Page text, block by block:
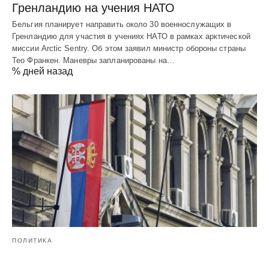
Гренландию на учения НАТО
Бельгия планирует направить около 30 военнослужащих в
Гренландию для участия в учениях НАТО в рамках арктической
миссии Arctic Sentry. Об этом заявил министр обороны страны
Тео Франкен. Маневры запланированы на…
% дней назад
ПОЛИТИКА